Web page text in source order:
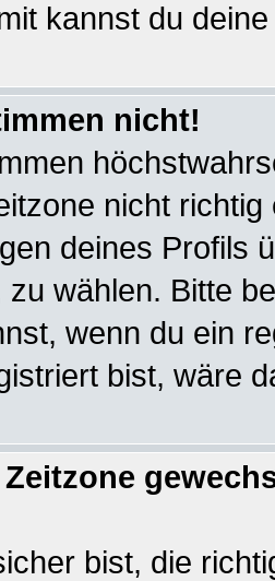
kannst du
nicht!
nicht
deines Profils
zu wählen. Bitte
wenn du ein
bist, wäre
bist, die